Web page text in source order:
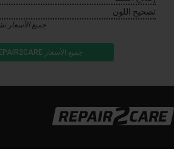
تصحيح اللون
جميع الأسعار
جميع الأسعار REPAIR2CARE